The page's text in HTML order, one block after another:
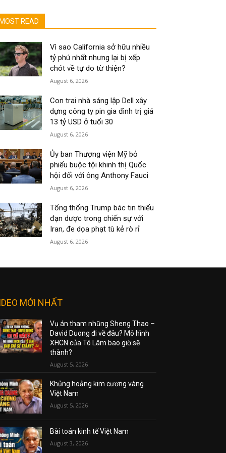
MOST READ
Vì sao California sở hữu nhiều
tỷ phú nhất nhưng lại bị xếp
chót về tự do từ thiện?
August 6, 2026
Con trai nhà sáng lập Dell xây
dựng công ty pin gia đình trị giá
13 tỷ USD ở tuổi 30
August 6, 2026
Ủy ban Thượng viện Mỹ bỏ
phiếu buộc tội khinh thị Quốc
hội đối với ông Anthony Fauci
August 6, 2026
Tổng thống Trump bác tin thiếu
đạn dược trong chiến sự với
Iran, đe dọa phạt tù kẻ rò rỉ
August 6, 2026
MỚI NHẤT
Vụ án tham nhũng Sheng Thao –
David Duong đi về đâu? Mô hình
XHCN của Tô Lâm bao giờ sẽ
thành?
August 5, 2026
Khủng hoảng kim cương vàng
Việt Nam
August 5, 2026
Bài toán kinh tế Việt Nam
August 3, 2026